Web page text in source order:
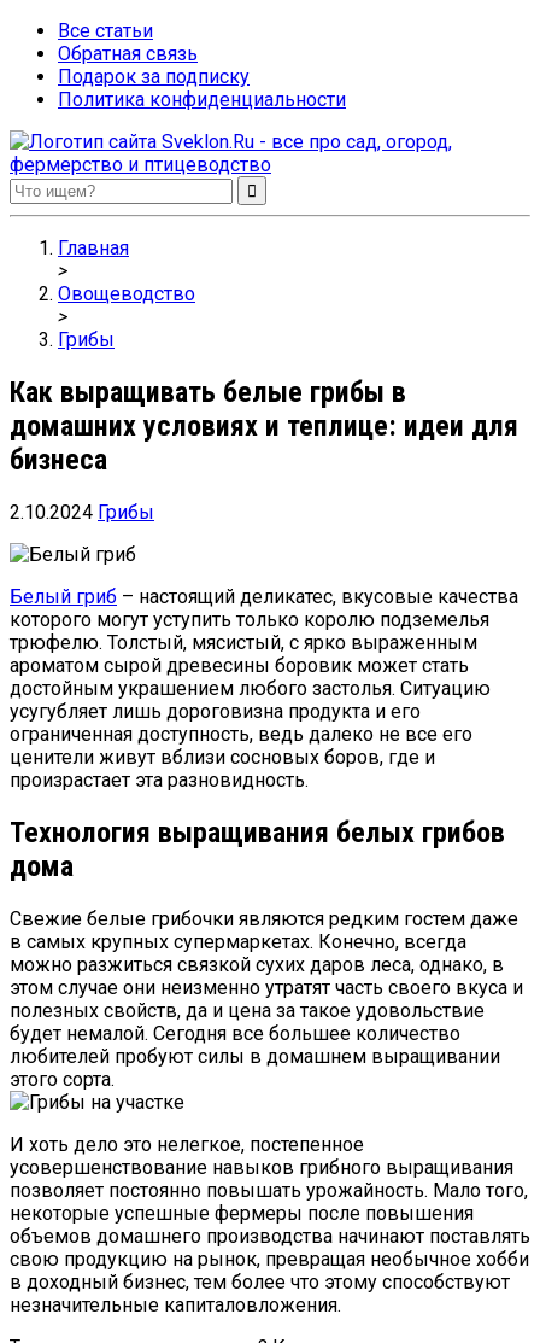
Все статьи
Обратная связь
Подарок за подписку
Политика конфиденциальности
Sveklon.Ru – все про сад, огород, фермерство и птицеводство
Главная
>
Овощеводство
>
Грибы
Как выращивать белые грибы в
домашних условиях и теплице: идеи для
бизнеса
2.10.2024 Грибы
Белый гриб – настоящий деликатес, вкусовые качества
которого могут уступить только королю подземелья
трюфелю. Толстый, мясистый, с ярко выраженным
ароматом сырой древесины боровик может стать
достойным украшением любого застолья. Ситуацию
усугубляет лишь дороговизна продукта и его
ограниченная доступность, ведь далеко не все его
ценители живут вблизи сосновых боров, где и
произрастает эта разновидность.
Технология выращивания белых грибов
дома
Свежие белые грибочки являются редким гостем даже
в самых крупных супермаркетах. Конечно, всегда
можно разжиться связкой сухих даров леса, однако, в
этом случае они неизменно утратят часть своего вкуса и
полезных свойств, да и цена за такое удовольствие
будет немалой. Сегодня все большее количество
любителей пробуют силы в домашнем выращивании
этого сорта.
И хоть дело это нелегкое, постепенное
усовершенствование навыков грибного выращивания
позволяет постоянно повышать урожайность. Мало того,
некоторые успешные фермеры после повышения
объемов домашнего производства начинают поставлять
свою продукцию на рынок, превращая необычное хобби
в доходный бизнес, тем более что этому способствуют
незначительные капиталовложения.